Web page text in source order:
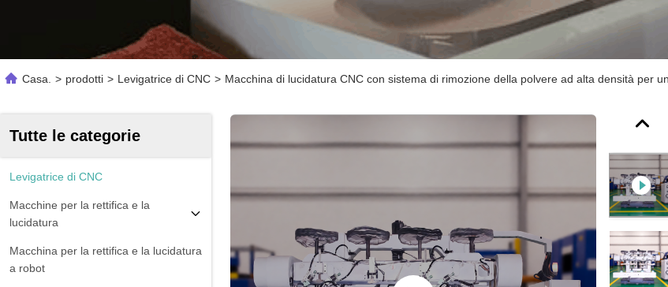
Casa. > prodotti > Levigatrice di CNC > Macchina di lucidatura CNC con sistema di rimozione della polvere ad alta densità per
Tutte le categorie
Levigatrice di CNC
Macchine per la rettifica e la
lucidatura
Macchina per la rettifica e la lucidatura
a robot